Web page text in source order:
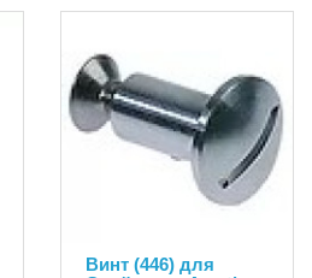
Винт (446) для